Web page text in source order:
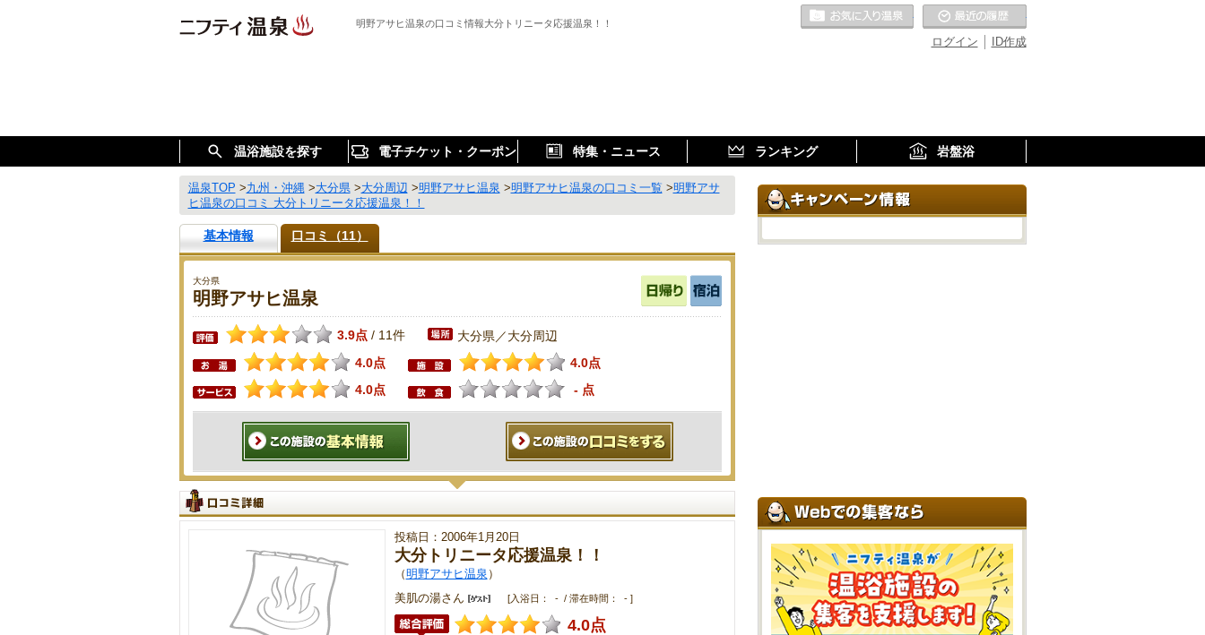
明野アサヒ温泉の口コミ情報大分トリニータ応援温泉！！
ID作成
ログイン
お気に入りの温泉
温浴施設を探す 電子チケット・クーポン 特集・ニュース ランキング 岩盤浴
温泉TOP >九州・沖縄>大分県>大分周辺 >明野アサヒ温泉 >明野アサヒ温泉の口コミ一覧 >明野アサ
ヒ温泉の口コミ 大分トリニータ応援温泉！！
基本情報 口コミ（11）
大分県
明野アサヒ温泉
3.9点 / 11件 大分県／大分周辺
4.0点
4.0点
4.0点
- 点
投稿日：2006年1月20日
大分トリニータ応援温泉！！
（明野アサヒ温泉 ）
美肌の湯さん
[入浴日： - / 滞在時間： - ]
4.0点